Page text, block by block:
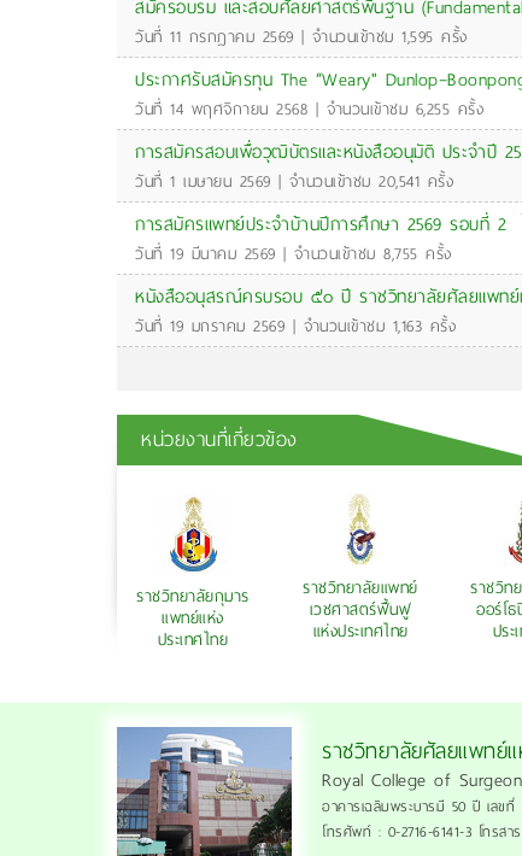
สมัครอบรม และสอบศัลยศาสตร์พื้นฐาน
วันที่ 11 กรกฎาคม 2569 | จำนวนเข้าชม 1,595 ครั้ง
ประกาศรับสมัครทุน The “Weary"
วันที่ 14 พฤศจิกายน 2568 | จำนวนเข้าชม 6,255 ครั้ง
การสมัครสอบเพื่อวุฒิบัตรและหนังสืออนุมัติ ประจำปี
วันที่ 1 เมษายน 2569 | จำนวนเข้าชม 20,541 ครั้ง
การสมัครแพทย์ประจำบ้านปีการศึกษา 2569 รอบที่ 2
วันที่ 19 มีนาคม 2569 | จำนวนเข้าชม 8,755 ครั้ง
หนังสืออนุสรณ์ครบรอบ ๕๐ ปี ราชวิทยาลัยศัลยแพทย์แ
วันที่ 19 มกราคม 2569 | จำนวนเข้าชม 1,163 ครั้ง
หน่วยงานที่เกี่ยวข้อง
ราชวิทยาลัยกุมาร
แพทย์แห่ง
ประเทศไทย
ราชวิทยาลัยแพทย์
เวชศาสตร์ฟื้นฟู
แห่งประเทศไทย
ราชวิท
ออร์โ
ประ
ราชวิทยาลัยศัลยแพทย์แ
Royal College of
อาคารเฉลิมพระบารมี 50 ปี เลข
โทรศัพท์ : 0-2716-6141-3 โทรสา